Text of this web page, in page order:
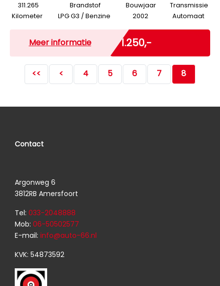
311.265
Kilometer
Brandstof
LPG G3 / Benzine
Bouwjaar
2002
Transmissie
Automaat
Meer informatie € 1.250,-
<< < 4 5 6 7 8
Contact
Argonweg 6
3812RB Amersfoort
Tel: 033-2048888
Mob: 06-50502577
E-mail: info@auto-66.nl
KVK: 54873592